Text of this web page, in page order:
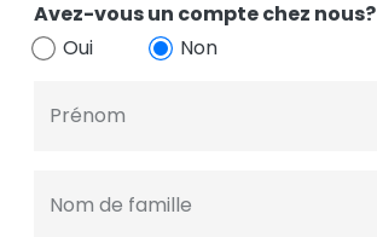
Avez-vous un compte chez nous?
Oui
Non
Prénom
Nom de famille